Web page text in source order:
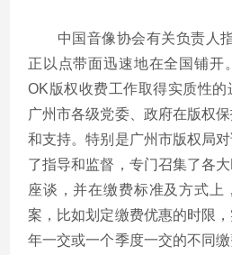
中国音像协会有关负责人指
正以点带面迅速地在全国铺开
OK版权收费工作取得实质性
广州市各级党委、政府在版权
和支持。特别是广州市版权局
了指导和监督，专门召集了各
座谈，并在缴费标准及方式上
案，比如划定缴费优惠的时限
年一交或一个季度一交的不同